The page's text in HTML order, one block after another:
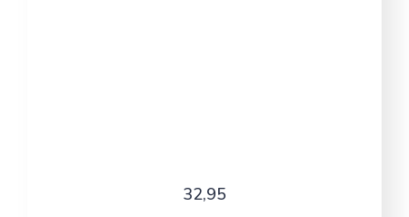
32,95